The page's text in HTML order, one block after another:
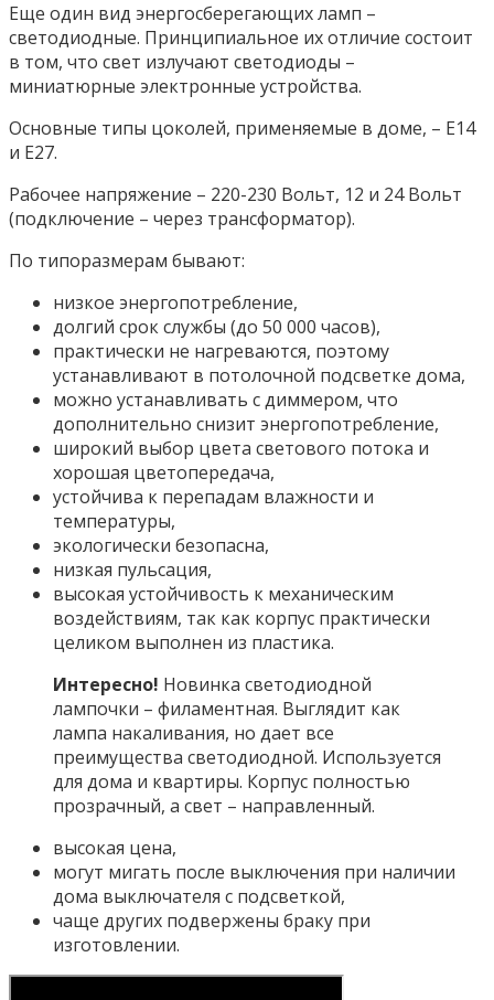
Еще один вид энергосберегающих ламп –
светодиодные. Принципиальное их отличие состоит
в том, что свет излучают светодиоды –
миниатюрные электронные устройства.
Основные типы цоколей, применяемые в доме, – Е14
и Е27.
Рабочее напряжение – 220-230 Вольт, 12 и 24 Вольт
(подключение – через трансформатор).
По типоразмерам бывают:
низкое энергопотребление,
долгий срок службы (до 50 000 часов),
практически не нагреваются, поэтому
устанавливают в потолочной подсветке дома,
можно устанавливать с диммером, что
дополнительно снизит энергопотребление,
широкий выбор цвета светового потока и
хорошая цветопередача,
устойчива к перепадам влажности и
температуры,
экологически безопасна,
низкая пульсация,
высокая устойчивость к механическим
воздействиям, так как корпус практически
целиком выполнен из пластика.
Интересно! Новинка светодиодной
лампочки – филаментная. Выглядит как
лампа накаливания, но дает все
преимущества светодиодной. Используется
для дома и квартиры. Корпус полностью
прозрачный, а свет – направленный.
высокая цена,
могут мигать после выключения при наличии
дома выключателя с подсветкой,
чаще других подвержены браку при
изготовлении.